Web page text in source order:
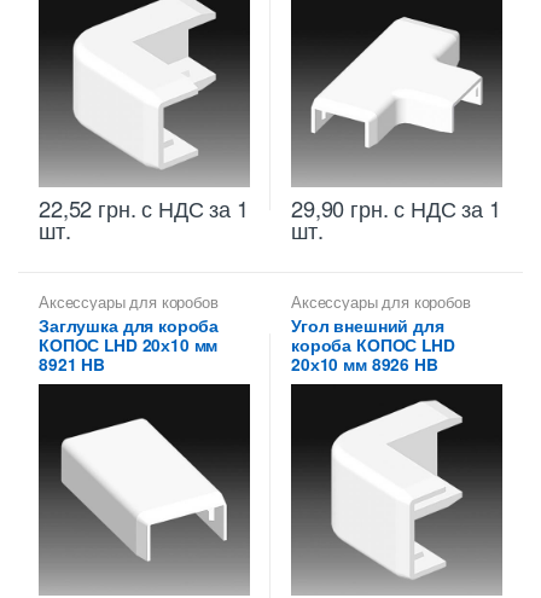
22,52 грн.с НДС за 1
шт.
29,90 грн.с НДС за 1
шт.
Аксессуары для коробов
Заглушка для короба
КОПОС LHD 20х10 мм
8921 HB
Аксессуары для коробов
Угол внешний для
короба КОПОС LHD
20х10 мм 8926 HB